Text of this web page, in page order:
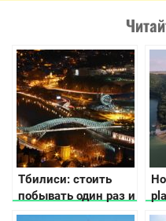
Тбилиси: стоить
побывать один раз и
влюбиться на всю